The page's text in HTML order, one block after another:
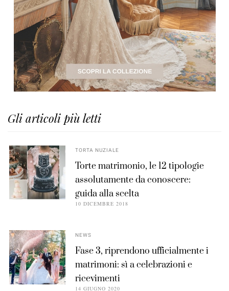
Gli articoli più letti
TORTA NUZIALE
Torte matrimonio, le 12 tipologie
assolutamente da conoscere:
guida alla scelta
10 DICEMBRE 2018
NEWS
Fase 3, riprendono ufficialmente i
matrimoni: sì a celebrazioni e
ricevimenti
14 GIUGNO 2020